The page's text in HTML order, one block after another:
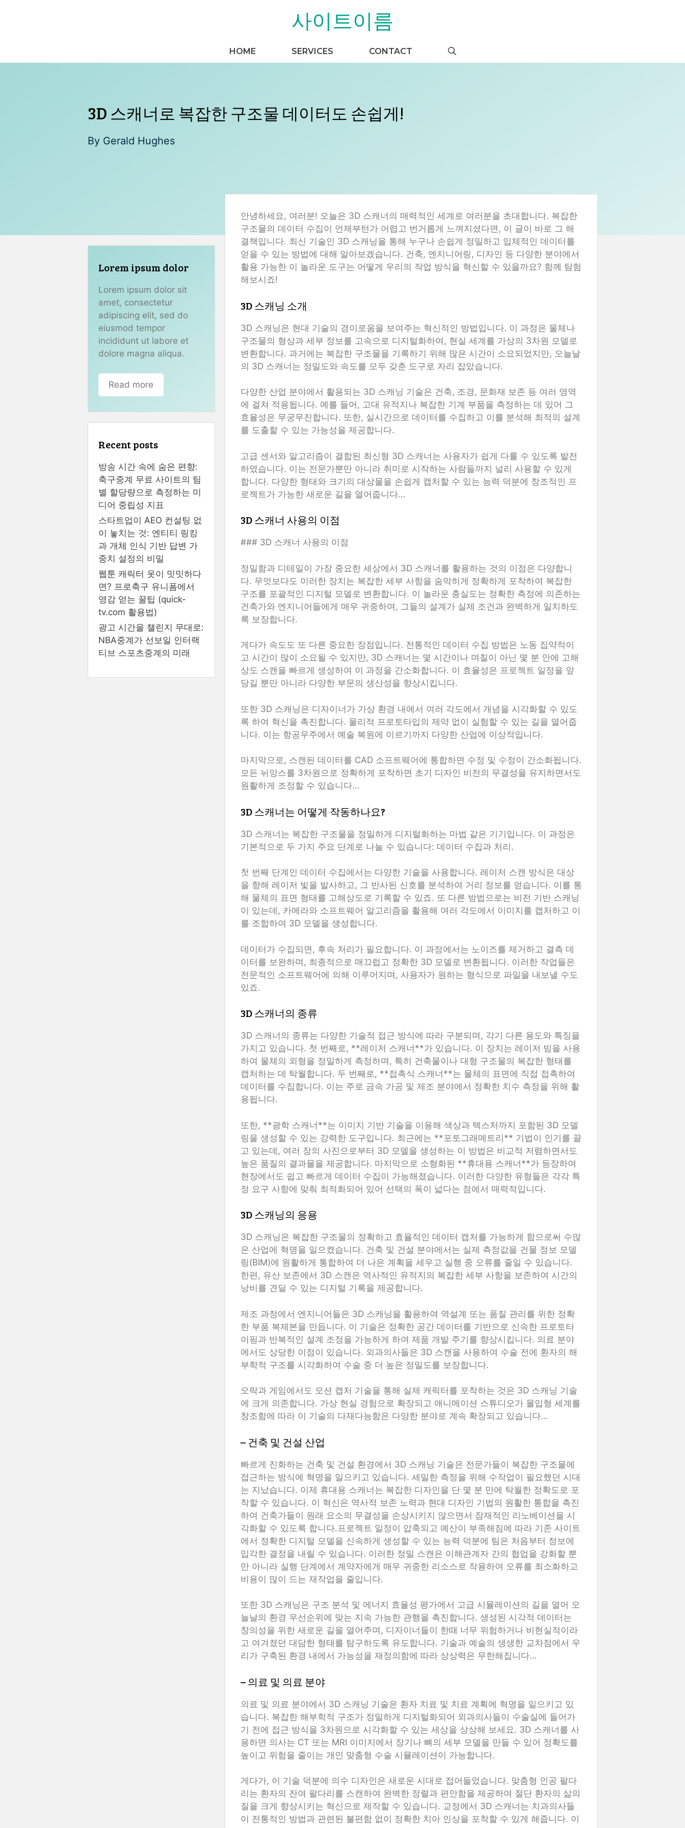
사이트이름
HOME SERVICES CONTACT
3D 스캐너로 복잡한 구조물 데이터도 손쉽게!
By Gerald Hughes
안녕하세요, 여러분! 오늘은 3D 스캐너의 매력적인 세계로 여러분을 초대합니다. 복잡한
구조물의 데이터 수집이 언제부턴가 어렵고 번거롭게 느껴지셨다면, 이 글이 바로 그 해
결책입니다. 최신 기술인 3D 스캐닝을 통해 누구나 손쉽게 정밀하고 입체적인 데이터를
얻을 수 있는 방법에 대해 알아보겠습니다. 건축, 엔지니어링, 디자인 등 다양한 분야에서
활용 가능한 이 놀라운 도구는 어떻게 우리의 작업 방식을 혁신할 수 있을까요? 함께 탐험
해보시죠!
3D 스캐닝 소개
3D 스캐닝은 현대 기술의 경이로움을 보여주는 혁신적인 방법입니다. 이 과정은 물체나
구조물의 형상과 세부 정보를 고속으로 디지털화하여, 현실 세계를 가상의 3차원 모델로
변환합니다. 과거에는 복잡한 구조물을 기록하기 위해 많은 시간이 소요되었지만, 오늘날
의 3D 스캐너는 정밀도와 속도를 모두 갖춘 도구로 자리 잡았습니다.
다양한 산업 분야에서 활용되는 3D 스캐닝 기술은 건축, 조경, 문화재 보존 등 여러 영역
에 걸쳐 적용됩니다. 예를 들어, 고대 유적지나 복잡한 기계 부품을 측정하는 데 있어 그
효율성은 무궁무진합니다. 또한, 실시간으로 데이터를 수집하고 이를 분석해 최적의 설계
를 도출할 수 있는 가능성을 제공합니다.
고급 센서와 알고리즘이 결합된 최신형 3D 스캐너는 사용자가 쉽게 다룰 수 있도록 발전
하였습니다. 이는 전문가뿐만 아니라 취미로 시작하는 사람들까지 널리 사용할 수 있게
합니다. 다양한 형태와 크기의 대상물을 손쉽게 캡처할 수 있는 능력 덕분에 창조적인 프
로젝트가 가능한 새로운 길을 열어줍니다…
3D 스캐너 사용의 이점
### 3D 스캐너 사용의 이점
정밀함과 디테일이 가장 중요한 세상에서 3D 스캐너를 활용하는 것의 이점은 다양합니
다. 무엇보다도 이러한 장치는 복잡한 세부 사항을 숨막히게 정확하게 포착하여 복잡한
구조를 포괄적인 디지털 모델로 변환합니다. 이 놀라운 충실도는 정확한 측정에 의존하는
건축가와 엔지니어들에게 매우 귀중하며, 그들의 설계가 실제 조건과 완벽하게 일치하도
록 보장합니다.
게다가 속도도 또 다른 중요한 장점입니다. 전통적인 데이터 수집 방법은 노동 집약적이
고 시간이 많이 소요될 수 있지만, 3D 스캐너는 몇 시간이나 며칠이 아닌 몇 분 안에 고해
상도 스캔을 빠르게 생성하여 이 과정을 간소화합니다. 이 효율성은 프로젝트 일정을 앞
당길 뿐만 아니라 다양한 부문의 생산성을 향상시킵니다.
또한 3D 스캐닝은 디자이너가 가상 환경 내에서 여러 각도에서 개념을 시각화할 수 있도
록 하여 혁신을 촉진합니다. 물리적 프로토타입의 제약 없이 실험할 수 있는 길을 열어줍
니다. 이는 항공우주에서 예술 복원에 이르기까지 다양한 산업에 이상적입니다.
마지막으로, 스캔된 데이터를 CAD 소프트웨어에 통합하면 수정 및 수정이 간소화됩니다.
모든 뉘앙스를 3차원으로 정확하게 포착하면 초기 디자인 비전의 무결성을 유지하면서도
원활하게 조정할 수 있습니다…
3D 스캐너는 어떻게 작동하나요?
3D 스캐너는 복잡한 구조물을 정밀하게 디지털화하는 마법 같은 기기입니다. 이 과정은
기본적으로 두 가지 주요 단계로 나눌 수 있습니다: 데이터 수집과 처리.
첫 번째 단계인 데이터 수집에서는 다양한 기술을 사용합니다. 레이저 스캔 방식은 대상
을 향해 레이저 빛을 발사하고, 그 반사된 신호를 분석하여 거리 정보를 얻습니다. 이를 통
해 물체의 표면 형태를 고해상도로 기록할 수 있죠. 또 다른 방법으로는 비전 기반 스캐닝
이 있는데, 카메라와 소프트웨어 알고리즘을 활용해 여러 각도에서 이미지를 캡처하고 이
를 조합하여 3D 모델을 생성합니다.
데이터가 수집되면, 후속 처리가 필요합니다. 이 과정에서는 노이즈를 제거하고 결측 데
이터를 보완하며, 최종적으로 매끄럽고 정확한 3D 모델로 변환됩니다. 이러한 작업들은
전문적인 소프트웨어에 의해 이루어지며, 사용자가 원하는 형식으로 파일을 내보낼 수도
있죠.
3D 스캐너의 종류
3D 스캐너의 종류는 다양한 기술적 접근 방식에 따라 구분되며, 각기 다른 용도와 특징을
가지고 있습니다. 첫 번째로, **레이저 스캐너**가 있습니다. 이 장치는 레이저 빔을 사용
하여 물체의 외형을 정밀하게 측정하며, 특히 건축물이나 대형 구조물의 복잡한 형태를
캡처하는 데 탁월합니다. 두 번째로, **접촉식 스캐너**는 물체의 표면에 직접 접촉하여
데이터를 수집합니다. 이는 주로 금속 가공 및 제조 분야에서 정확한 치수 측정을 위해 활
용됩니다.
또한, **광학 스캐너**는 이미지 기반 기술을 이용해 색상과 텍스처까지 포함된 3D 모델
링을 생성할 수 있는 강력한 도구입니다. 최근에는 **포토그래메트리** 기법이 인기를 끌
고 있는데, 여러 장의 사진으로부터 3D 모델을 생성하는 이 방법은 비교적 저렴하면서도
높은 품질의 결과물을 제공합니다. 마지막으로 소형화된 **휴대용 스캐너**가 등장하여
현장에서도 쉽고 빠르게 데이터 수집이 가능해졌습니다. 이러한 다양한 유형들은 각각 특
정 요구 사항에 맞춰 최적화되어 있어 선택의 폭이 넓다는 점에서 매력적입니다.
3D 스캐닝의 응용
3D 스캐닝은 복잡한 구조물의 정확하고 효율적인 데이터 캡처를 가능하게 함으로써 수많
은 산업에 혁명을 일으켰습니다. 건축 및 건설 분야에서는 실제 측정값을 건물 정보 모델
링(BIM)에 원활하게 통합하여 더 나은 계획을 세우고 실행 중 오류를 줄일 수 있습니다.
한편, 유산 보존에서 3D 스캔은 역사적인 유적지의 복잡한 세부 사항을 보존하여 시간의
낭비를 견딜 수 있는 디지털 기록을 제공합니다.
제조 과정에서 엔지니어들은 3D 스캐닝을 활용하여 역설계 또는 품질 관리를 위한 정확
한 부품 복제본을 만듭니다. 이 기술은 정확한 공간 데이터를 기반으로 신속한 프로토타
이핑과 반복적인 설계 조정을 가능하게 하여 제품 개발 주기를 향상시킵니다. 의료 분야
에서도 상당한 이점이 있습니다. 외과의사들은 3D 스캔을 사용하여 수술 전에 환자의 해
부학적 구조를 시각화하여 수술 중 더 높은 정밀도를 보장합니다.
오락과 게임에서도 모션 캡처 기술을 통해 실제 캐릭터를 포착하는 것은 3D 스캐닝 기술
에 크게 의존합니다. 가상 현실 경험으로 확장되고 애니메이션 스튜디오가 몰입형 세계를
창조함에 따라 이 기술의 다재다능함은 다양한 분야로 계속 확장되고 있습니다…
– 건축 및 건설 산업
빠르게 진화하는 건축 및 건설 환경에서 3D 스캐닝 기술은 전문가들이 복잡한 구조물에
접근하는 방식에 혁명을 일으키고 있습니다. 세밀한 측정을 위해 수작업이 필요했던 시대
는 지났습니다. 이제 휴대용 스캐너는 복잡한 디자인을 단 몇 분 만에 탁월한 정확도로 포
착할 수 있습니다. 이 혁신은 역사적 보존 노력과 현대 디자인 기법의 원활한 통합을 촉진
하여 건축가들이 원래 요소의 무결성을 손상시키지 않으면서 잠재적인 리노베이션을 시
각화할 수 있도록 합니다.프로젝트 일정이 압축되고 예산이 부족해짐에 따라 기존 사이트
에서 정확한 디지털 모델을 신속하게 생성할 수 있는 능력 덕분에 팀은 처음부터 정보에
입각한 결정을 내릴 수 있습니다. 이러한 정밀 스캔은 이해관계자 간의 협업을 강화할 뿐
만 아니라 실행 단계에서 계약자에게 매우 귀중한 리소스로 작용하여 오류를 최소화하고
비용이 많이 드는 재작업을 줄입니다.
또한 3D 스캐닝은 구조 분석 및 에너지 효율성 평가에서 고급 시뮬레이션의 길을 열어 오
늘날의 환경 우선순위에 맞는 지속 가능한 관행을 촉진합니다. 생성된 시각적 데이터는
창의성을 위한 새로운 길을 열어주며, 디자이너들이 한때 너무 위험하거나 비현실적이라
고 여겨졌던 대담한 형태를 탐구하도록 유도합니다. 기술과 예술의 생생한 교차점에서 우
리가 구축된 환경 내에서 가능성을 재정의함에 따라 상상력은 무한해집니다…
– 의료 및 의료 분야
의료 및 의료 분야에서 3D 스캐닝 기술은 환자 치료 및 치료 계획에 혁명을 일으키고 있
습니다. 복잡한 해부학적 구조가 정밀하게 디지털화되어 외과의사들이 수술실에 들어가
기 전에 접근 방식을 3차원으로 시각화할 수 있는 세상을 상상해 보세요. 3D 스캐너를 사
용하면 의사는 CT 또는 MRI 이미지에서 장기나 뼈의 세부 모델을 만들 수 있어 정확도를
높이고 위험을 줄이는 개인 맞춤형 수술 시뮬레이션이 가능합니다.
게다가, 이 기술 덕분에 의수 디자인은 새로운 시대로 접어들었습니다. 맞춤형 인공 팔다
리는 환자의 잔여 팔다리를 스캔하여 완벽한 정렬과 편안함을 제공하여 절단 환자의 삶의
질을 크게 향상시키는 혁신으로 제작할 수 있습니다. 교정에서 3D 스캐너는 치과의사들
이 전통적인 방법과 관련된 불편함 없이 정확한 치아 인상을 포착할 수 있게 해줍니다. 이
Lorem ipsum dolor
Lorem ipsum dolor sit
amet, consectetur
adipiscing elit, sed do
eiusmod tempor
incididunt ut labore et
dolore magna aliqua.
Read more
Recent posts
방송 시간 속에 숨은 편향:
축구중계 무료 사이트의 팀
별 할당량으로 측정하는 미
디어 중립성 지표
스타트업이 AEO 컨설팅 없
이 놓치는 것: 엔티티 링킹
과 개체 인식 기반 답변 가
중치 설정의 비밀
웹툰 캐릭터 옷이 밋밋하다
면? 프로축구 유니폼에서
영감 얻는 꿀팁 (quick-
tv.com 활용법)
광고 시간을 챌린지 무대로:
NBA중계가 선보일 인터랙
티브 스포츠중계의 미래